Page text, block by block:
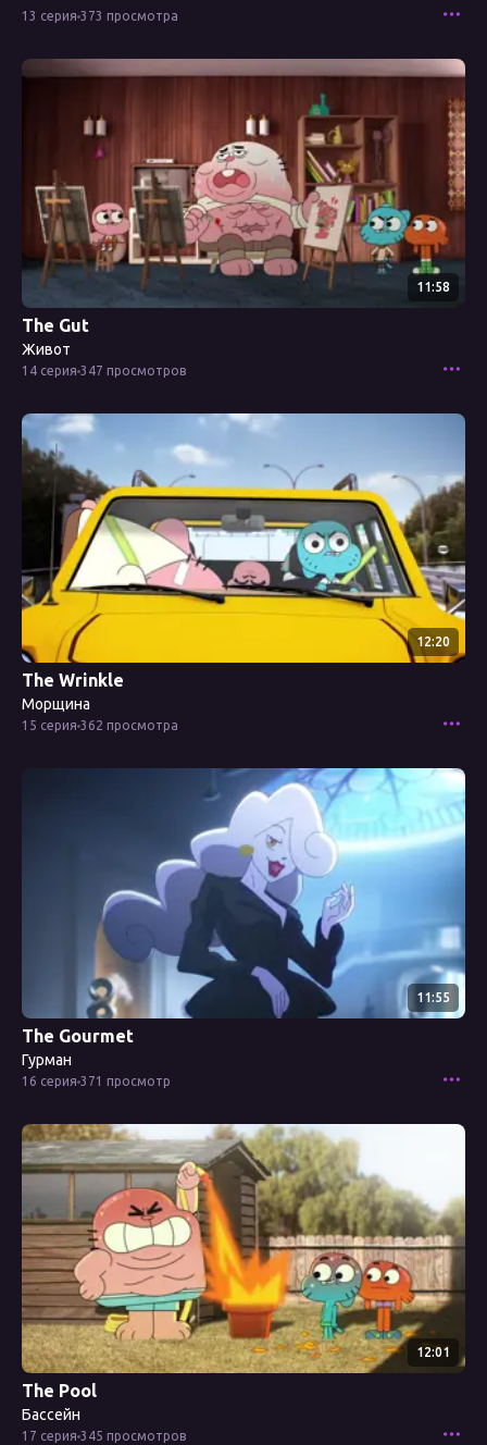
13 серия 373 просмотра
Смотреть эпизод
11:58
The Gut
Живот
14 серия 347 просмотров
Смотреть эпизод
12:20
The Wrinkle
Морщина
15 серия 362 просмотра
11:55
The Gourmet
Гурман
16 серия 371 просмотр
Смотреть эпизод
12:01
The Pool
Бассейн
17 серия 345 просмотров